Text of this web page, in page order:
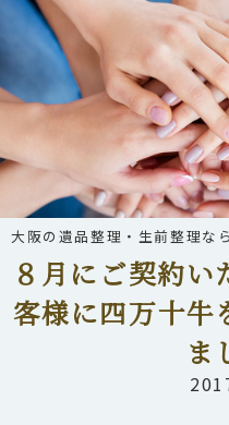
大阪の遺品整理・生前整理な
８月にご契約
客様に四万十牛
ま